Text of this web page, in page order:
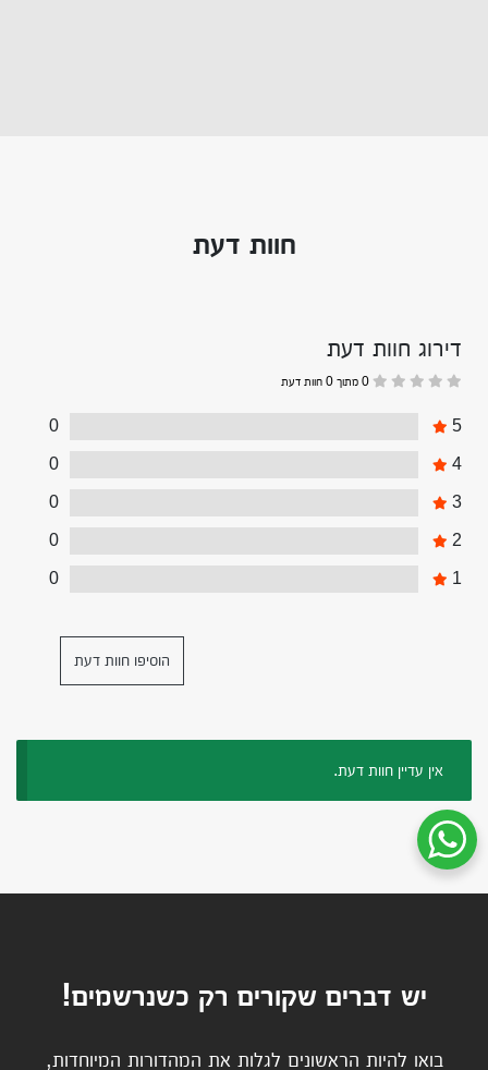
חוות דעת
דירוג חוות דעת
5
0
4
0
3
0
2
0
1
0
הוסיפו חוות דעת
אין עדיין חוות דעת.
יש דברים שקורים רק כשנרשמים!
בואו להיות הראשונים לגלות את המהדורות המיוחדות,
שיחת ווטסאפ עם שירות הלקוחות